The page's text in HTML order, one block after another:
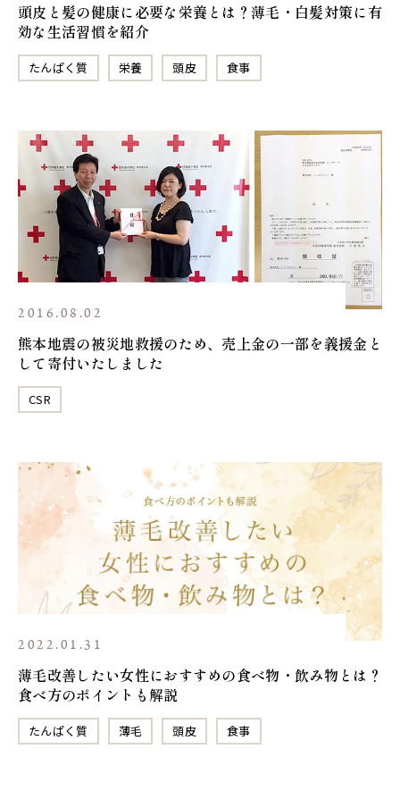
頭皮と髪の健康に必要な栄養とは？薄毛・白髪対策に有
効な生活習慣を紹介
たんぱく質 栄養 頭皮 食事
2016.08.02
熊本地震の被災地救援のため、売上金の一部を義援金と
して寄付いたしました
CSR
2022.01.31
薄毛改善したい女性におすすめの食べ物・飲み物とは？
食べ方のポイントも解説
たんぱく質 薄毛 頭皮 食事